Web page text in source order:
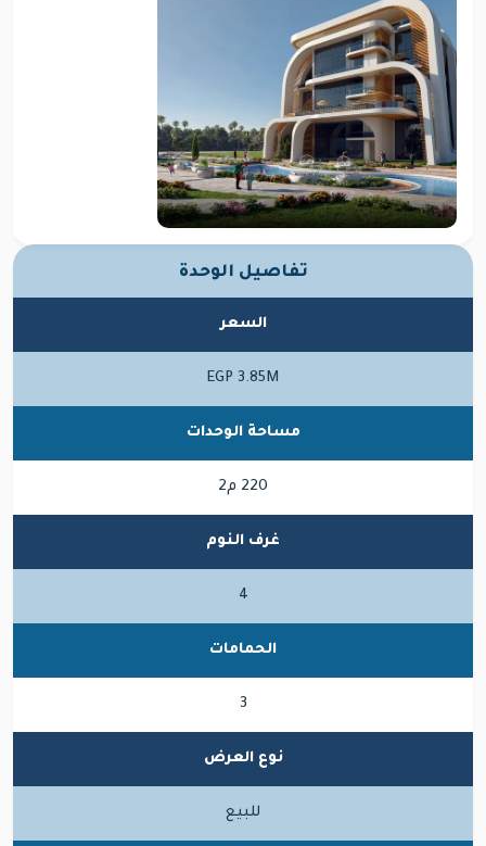
تفاصيل الوحدة
السعر
EGP 3.85M
مساحة الوحدات
220 م2
غرف النوم
4
الحمامات
3
نوع العرض
للبيع